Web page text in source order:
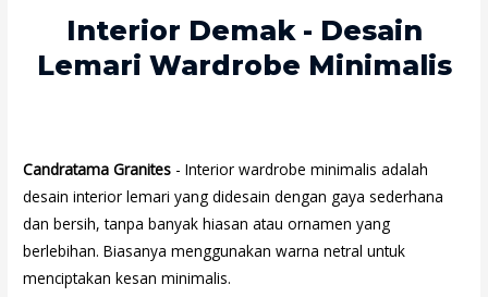
Interior Demak - Desain
Lemari Wardrobe Minimalis
Candratama Granites - Interior wardrobe minimalis adalah
desain interior lemari yang didesain dengan gaya sederhana
dan bersih, tanpa banyak hiasan atau ornamen yang
berlebihan. Biasanya menggunakan warna netral untuk
menciptakan kesan minimalis.